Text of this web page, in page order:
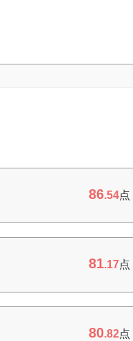
86.54点
81.17点
80.82点